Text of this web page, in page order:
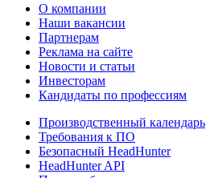
О компании
Наши вакансии
Партнерам
Реклама на сайте
Новости и статьи
Инвесторам
Кандидаты по профессиям
Производственный календарь
Требования к ПО
Безопасный HeadHunter
HeadHunter API